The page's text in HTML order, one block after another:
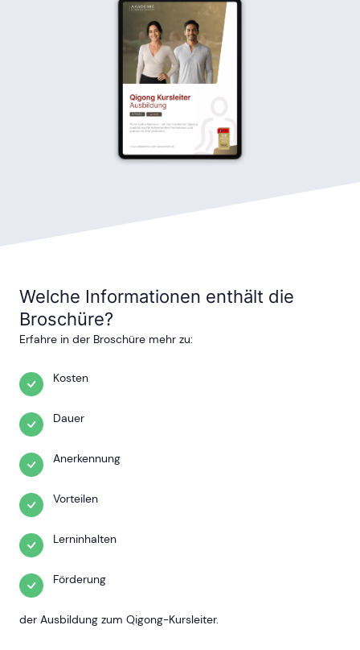
Welche Informationen enthält die
Broschüre?
Erfahre in der Broschüre mehr zu:
Kosten
Dauer
Anerkennung
Vorteilen
Lerninhalten
Förderung
der Ausbildung zum Qigong-Kursleiter.